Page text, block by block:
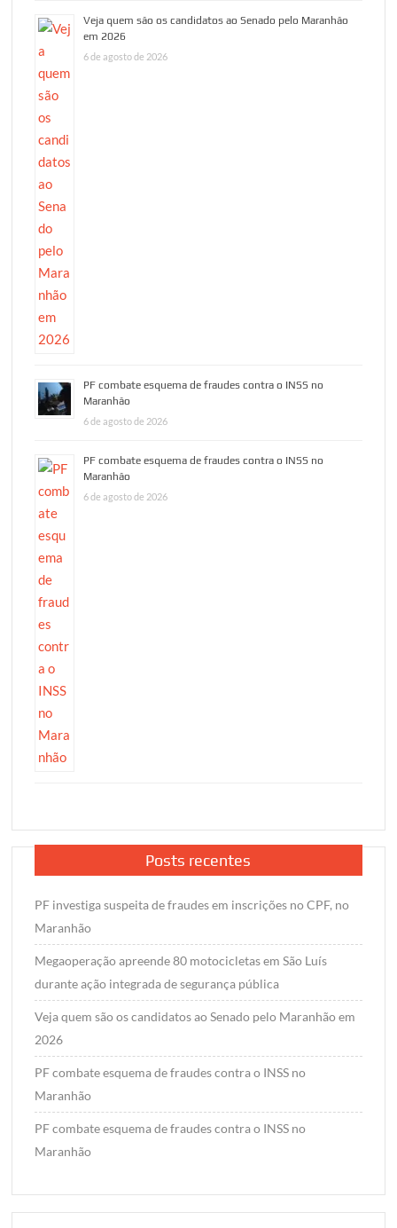
Veja quem são os candidatos ao Senado pelo Maranhão
em 2026
6 de agosto de 2026
PF combate esquema de fraudes contra o INSS no
Maranhão
6 de agosto de 2026
PF combate esquema de fraudes contra o INSS no
Maranhão
6 de agosto de 2026
Posts recentes
PF investiga suspeita de fraudes em inscrições no CPF, no
Maranhão
Megaoperação apreende 80 motocicletas em São Luís
durante ação integrada de segurança pública
Veja quem são os candidatos ao Senado pelo Maranhão em
2026
PF combate esquema de fraudes contra o INSS no
Maranhão
PF combate esquema de fraudes contra o INSS no
Maranhão